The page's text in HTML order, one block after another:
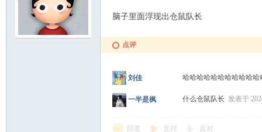
脑子里面浮现出仓鼠队长
点评
刘佳 哈哈哈哈哈哈哈哈哈哈
一半是枫 什么仓鼠队长 发表于
回复 支持 反对